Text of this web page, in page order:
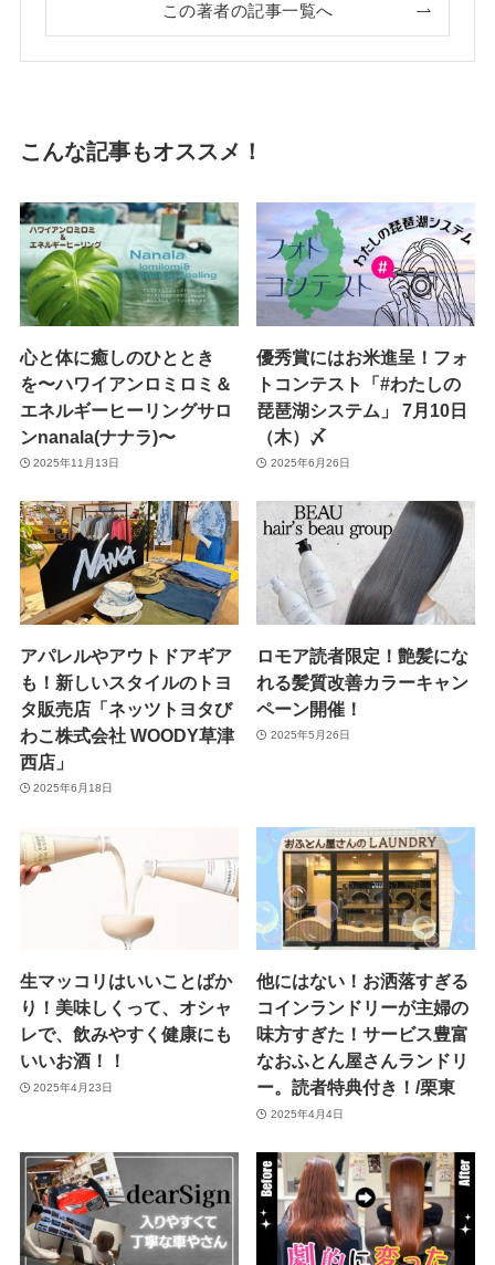
この著者の記事一覧へ
こんな記事もオススメ！
心と体に癒しのひととき
を〜ハワイアンロミロミ＆
エネルギーヒーリングサロ
ンnanala(ナナラ)〜
2025年11月13日
優秀賞にはお米進呈！フォ
トコンテスト「#わたしの
琵琶湖システム」 7月10日
（木）〆
2025年6月26日
アパレルやアウトドアギア
も！新しいスタイルのトヨ
タ販売店「ネッツトヨタび
わこ株式会社 WOODY草津
西店」
2025年6月18日
ロモア読者限定！艶髪にな
れる髪質改善カラーキャン
ペーン開催！
2025年5月26日
生マッコリはいいことばか
り！美味しくって、オシャ
レで、飲みやすく健康にも
いいお酒！！
2025年4月23日
他にはない！お洒落すぎる
コインランドリーが主婦の
味方すぎた！サービス豊富
なおふとん屋さんランドリ
ー。読者特典付き！/栗東
2025年4月4日